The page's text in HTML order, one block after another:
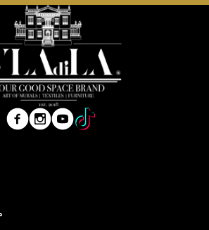
si biodegradabile.
recomanda utilizarea
in aplicarea tapetului. In acest
de un proces de redecorare
care se ridica la cele mai inalte